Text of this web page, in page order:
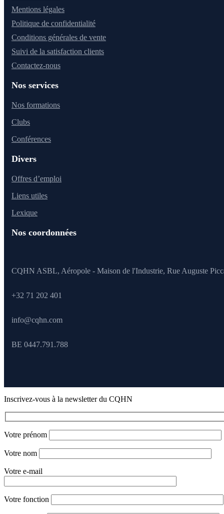
Mentions légales
Politique de confidentialité
Conditions générales de vente
Suivi de la satisfaction clients
Contactez-nous
Nos services
Nos formations
Clubs
Conférences
Divers
Offres d’emploi
Liens utiles
Lexique
Nos coordonnées
CQHN ASBL, Aéropole - Maison de l'Industrie, Rue Auguste
+32 71 202 401
info@cqhn.com
BE 0447.791.788
Inscrivez-vous à la newsletter du CQHN
Votre prénom
Votre nom
Votre e-mail
Votre fonction